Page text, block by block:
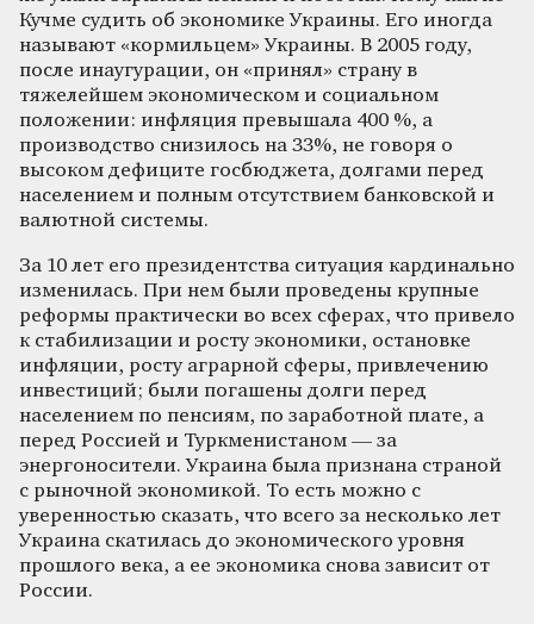
Кучме судить об экономике Украины. Его иногда
называют «кормильцем» Украины. В 2005 году,
после инаугурации, он «принял» страну в
тяжелейшем экономическом и социальном
положении: инфляция превышала 400 %, а
производство снизилось на 33%, не говоря о
высоком дефиците госбюджета, долгами перед
населением и полным отсутствием банковской и
валютной системы.
За 10 лет его президентства ситуация кардинально
изменилась. При нем были проведены крупные
реформы практически во всех сферах, что привело
к стабилизации и росту экономики, остановке
инфляции, росту аграрной сферы, привлечению
инвестиций; были погашены долги перед
населением по пенсиям, по заработной плате, а
перед Россией и Туркменистаном — за
энергоносители. Украина была признана страной
с рыночной экономикой. То есть можно с
уверенностью сказать, что всего за несколько лет
Украина скатилась до экономического уровня
прошлого века, а ее экономика снова зависит от
России.